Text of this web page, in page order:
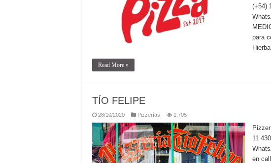
(+54)
para
Read More »
TÍO FELIPE
28/10/2020 Pizzerías 1,705
11
en